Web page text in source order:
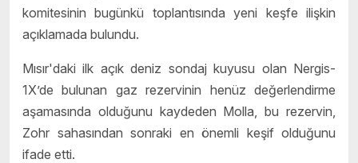
komitesinin bugünkü toplantısında yeni keşfe ilişkin
açıklamada bulundu.
Mısır'daki ilk açık deniz sondaj kuyusu olan Nergis-
1X’de bulunan gaz rezervinin henüz değerlendirme
aşamasında olduğunu kaydeden Molla, bu rezervin,
Zohr sahasından sonraki en önemli keşif olduğunu
ifade etti.